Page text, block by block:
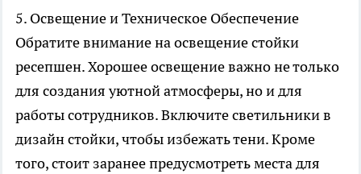
5. Освещение и Техническое Обеспечение
Обратите внимание на освещение стойки
ресепшен. Хорошее освещение важно не только
для создания уютной атмосферы, но и для
работы сотрудников. Включите светильники в
дизайн стойки, чтобы избежать тени. Кроме
того, стоит заранее предусмотреть места для